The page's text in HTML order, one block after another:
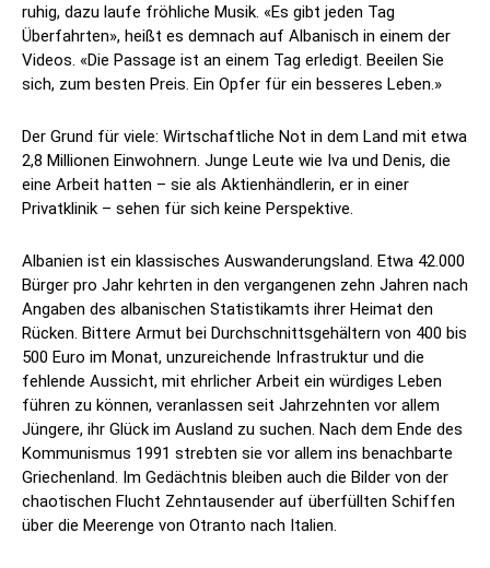
ruhig, dazu laufe fröhliche Musik. «Es gibt jeden Tag
Überfahrten», heißt es demnach auf Albanisch in einem der
Videos. «Die Passage ist an einem Tag erledigt. Beeilen Sie
sich, zum besten Preis. Ein Opfer für ein besseres Leben.»
Der Grund für viele: Wirtschaftliche Not in dem Land mit etwa
2,8 Millionen Einwohnern. Junge Leute wie Iva und Denis, die
eine Arbeit hatten – sie als Aktienhändlerin, er in einer
Privatklinik – sehen für sich keine Perspektive.
Albanien ist ein klassisches Auswanderungsland. Etwa 42.000
Bürger pro Jahr kehrten in den vergangenen zehn Jahren nach
Angaben des albanischen Statistikamts ihrer Heimat den
Rücken. Bittere Armut bei Durchschnittsgehältern von 400 bis
500 Euro im Monat, unzureichende Infrastruktur und die
fehlende Aussicht, mit ehrlicher Arbeit ein würdiges Leben
führen zu können, veranlassen seit Jahrzehnten vor allem
Jüngere, ihr Glück im Ausland zu suchen. Nach dem Ende des
Kommunismus 1991 strebten sie vor allem ins benachbarte
Griechenland. Im Gedächtnis bleiben auch die Bilder von der
chaotischen Flucht Zehntausender auf überfüllten Schiffen
über die Meerenge von Otranto nach Italien.